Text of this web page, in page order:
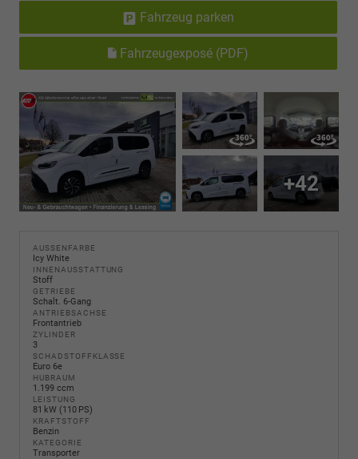
Fahrzeug parken
Fahrzeugexposé (PDF)
+42
AUSSENFARBE
Icy White
INNENAUSSTATTUNG
Stoff
GETRIEBE
Schalt. 6-Gang
ANTRIEBSACHSE
Frontantrieb
ZYLINDER
3
SCHADSTOFFKLASSE
Euro 6e
HUBRAUM
1.199 ccm
LEISTUNG
81 kW (110 PS)
KRAFTSTOFF
Benzin
KATEGORIE
Transporter